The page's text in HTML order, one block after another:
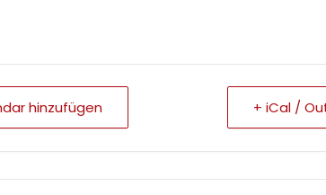
hinzufügen + iCal /